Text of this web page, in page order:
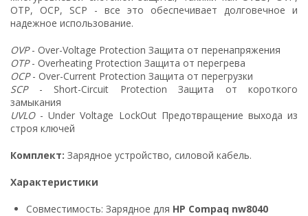
OTP, OCP, SCP - все это обеспечивает долговечное и
надежное использование.
OVP- Over-Voltage Protection Защита от перенапряжения
OTP- Overheating Protection Защита от перегрева
OCP- Over-Current Protection Защита от перегрузки
SCP- Short-Circuit Protection Защита от короткого
замыкания
UVLO- Under Voltage LockOut Предотвращение выхода из
строя ключей
Комплект: Зарядное устройство, силовой кабель.
Характеристики
Совместимость: Зарядное для HP Compaq nw8040